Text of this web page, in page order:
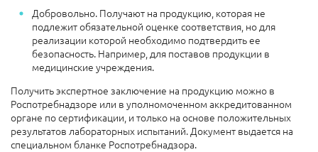
Добровольно. Получают на продукцию, которая не
подлежит обязательной оценке соответствия, но для
реализации которой необходимо подтвердить ее
безопасность. Например, для поставов продукции в
медицинские учреждения.
Получить экспертное заключение на продукцию можно в
Роспотребнадзоре или в уполномоченном аккредитованном
органе по сертификации, и только на основе положительных
результатов лабораторных испытаний. Документ выдается на
специальном бланке Роспотребнадзора.